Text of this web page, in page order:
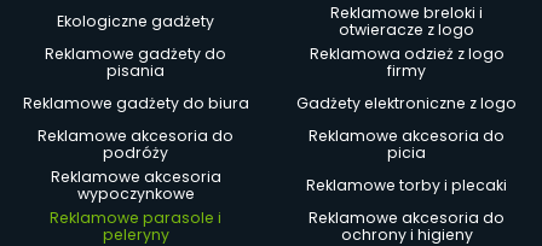
Ekologiczne gadżety
Reklamowe breloki i
otwieracze z logo
Reklamowe gadżety do
pisania
Reklamowa odzież z logo
firmy
Reklamowe gadżety do biura
Gadżety elektroniczne z logo
Reklamowe akcesoria do
podróży
Reklamowe akcesoria do
picia
Reklamowe akcesoria
wypoczynkowe
Reklamowe torby i plecaki
Reklamowe parasole i
peleryny
Reklamowe akcesoria do
ochrony i higieny